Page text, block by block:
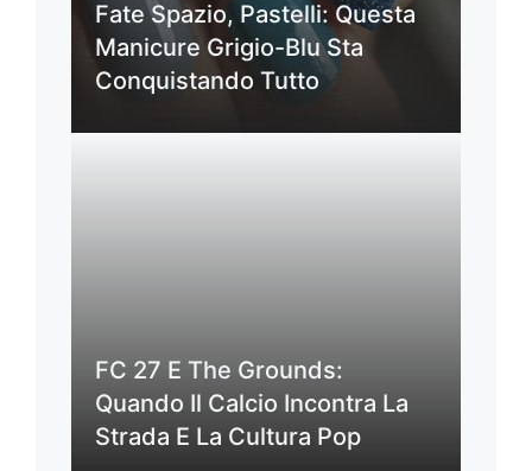
Fate Spazio, Pastelli: Questa
Manicure Grigio-Blu Sta
Conquistando Tutto
FC 27 E The Grounds:
Quando Il Calcio Incontra La
Strada E La Cultura Pop